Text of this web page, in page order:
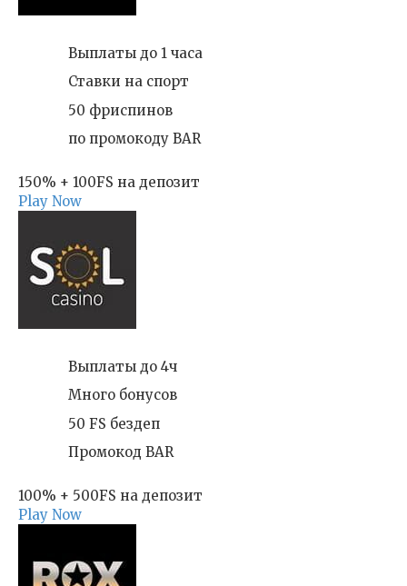
Выплаты до 1 часа
Ставки на спорт
50 фриспинов
по промокоду BAR
150% + 100FS на депозит
Play Now
Выплаты до 4ч
Много бонусов
50 FS бездеп
Промокод BAR
100% + 500FS на депозит
Play Now